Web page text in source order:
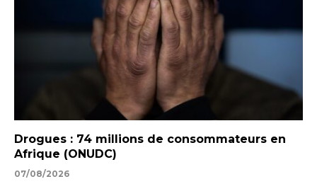
Drogues : 74 millions de consommateurs en
Afrique (ONUDC)
07/08/2026